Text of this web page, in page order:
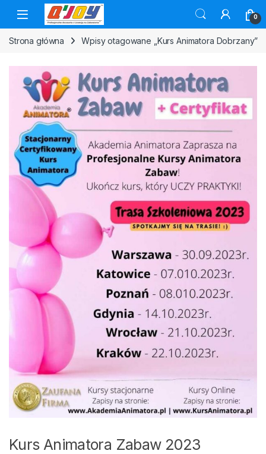
Skip to navigation
Skip to content
0
Strona główna Wpisy otagowane „Kurs Animatora Dobrzany”
Kurs Animatora Zabaw 2023